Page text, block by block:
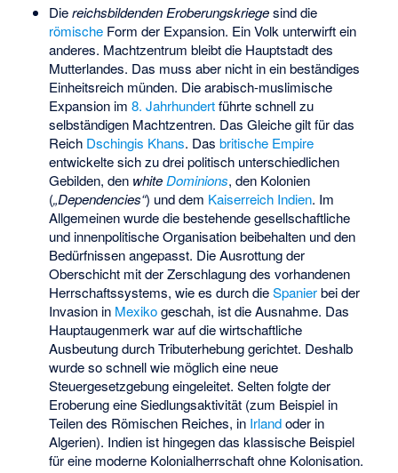
Diereichsbildenden Eroberungskriegesind die
römischeForm der Expansion. Ein Volk unterwirft ein
anderes. Machtzentrum bleibt die Hauptstadt des
Mutterlandes. Das muss aber nicht in ein beständiges
Einheitsreich münden. Die arabisch-muslimische
Expansion im 8. Jahrhundertführte schnell zu
selbständigen Machtzentren. Das Gleiche gilt für das
Reich Dschingis Khans. Das britische Empire
entwickelte sich zu drei politisch unterschiedlichen
Gebilden, den whiteDominions, den Kolonien
(„Dependencies“) und dem Kaiserreich Indien. Im
Allgemeinen wurde die bestehende gesellschaftliche
und innenpolitische Organisation beibehalten und den
Bedürfnissen angepasst. Die Ausrottung der
Oberschicht mit der Zerschlagung des vorhandenen
Herrschaftssystems, wie es durch dieSpanierbei der
Invasion in Mexikogeschah, ist die Ausnahme. Das
Hauptaugenmerk war auf die wirtschaftliche
Ausbeutung durch Tributerhebung gerichtet. Deshalb
wurde so schnell wie möglich eine neue
Steuergesetzgebung eingeleitet. Selten folgte der
Eroberung eine Siedlungsaktivität (zum Beispiel in
Teilen des Römischen Reiches, in Irlandoder in
Algerien). Indien ist hingegen das klassische Beispiel
für eine moderne Kolonialherrschaft ohne Kolonisation.